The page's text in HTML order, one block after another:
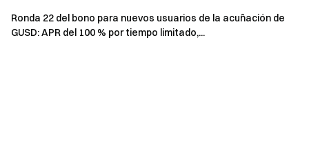
Las inversiones que se reembolsen antes de tiempo
Ronda 22 del bono para nuevos usuarios de la acuñación de
GUSD: APR del 100 % por tiempo limitado,...